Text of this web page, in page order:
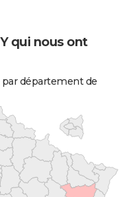
qui nous ont
par département de